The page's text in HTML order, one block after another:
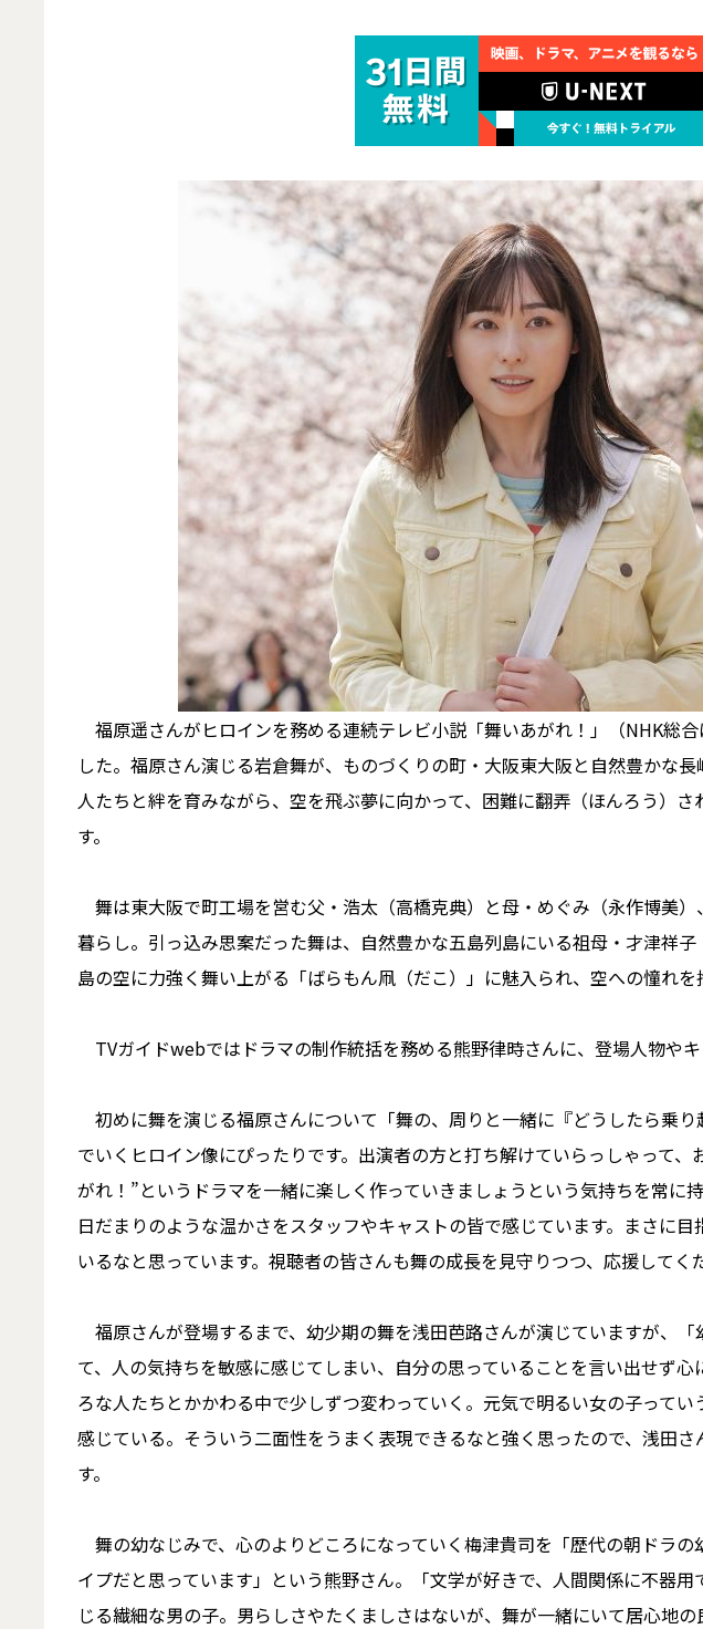
福原遥さんがヒロインを務める連続テレビ小説「舞いあがれ！」（NHK総
した。福原さん演じる岩倉舞が、ものづくりの町・大阪東大阪と自然豊かな
人たちと絆を育みながら、空を飛ぶ夢に向かって、困難に翻弄（ほんろう）
す。
舞は東大阪で町工場を営む父・浩太（高橋克典）と母・めぐみ（永作博美
暮らし。引っ込み思案だった舞は、自然豊かな五島列島にいる祖母・才津祥
島の空に力強く舞い上がる「ばらもん凧（だこ）」に魅入られ、空への憧れを
TVガイドwebではドラマの制作統括を務める熊野律時さんに、登場人物やキ
初めに舞を演じる福原さんについて「舞の、周りと一緒に『どうしたら乗
でいくヒロイン像にぴったりです。出演者の方と打ち解けていらっしゃって、
がれ！”というドラマを一緒に楽しく作っていきましょうという気持ちを常に
日だまりのような温かさをスタッフやキャストの皆で感じています。まさに
いるなと思っています。視聴者の皆さんも舞の成長を見守りつつ、応援してく
福原さんが登場するまで、幼少期の舞を浅田芭路さんが演じていますが、
て、人の気持ちを敏感に感じてしまい、自分の思っていることを言い出せず
ろな人たちとかかわる中で少しずつ変わっていく。元気で明るい女の子って
感じている。そういう二面性をうまく表現できるなと強く思ったので、浅田
す。
舞の幼なじみで、心のよりどころになっていく梅津貴司を「歴代の朝ドラ
イプだと思っています」という熊野さん。「文学が好きで、人間関係に不器
じる繊細な男の子。男らしさやたくましさはないが、舞が一緒にいて居心地の